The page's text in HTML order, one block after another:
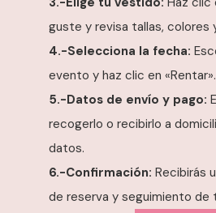
guste y revisa tallas, colores
4.-Selecciona la fecha:
evento y haz clic en «Rentar».
5.-Datos de envío y pago:
recogerlo o recibirlo a
datos.
6.-Confirmación: Recibirás
de reserva y seguimiento de